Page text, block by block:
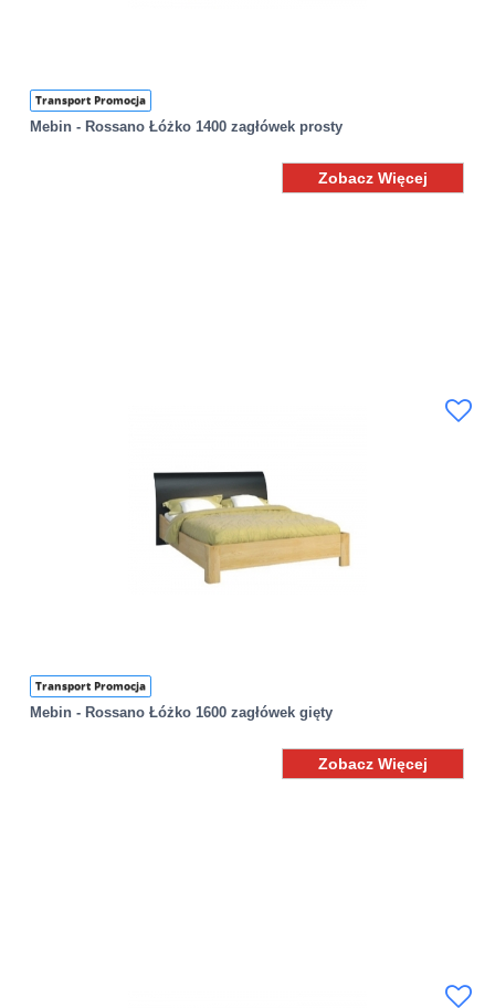
Transport Promocja
Mebin - Rossano Łóżko 1400 zagłówek prosty
Zobacz Więcej
Transport Promocja
Mebin - Rossano Łóżko 1600 zagłówek gięty
Zobacz Więcej